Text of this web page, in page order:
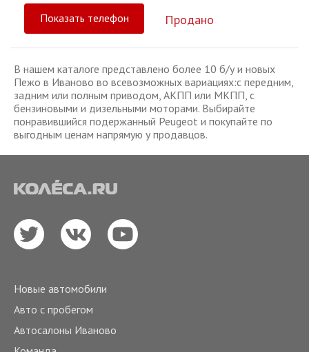
Показать телефон Продано
В нашем каталоге представлено более 10 б/у и новых
Пежо в Иваново во всевозможных вариациях:с передним,
задним или полным приводом, АКПП или МКПП, с
бензиновыми и дизельными моторами. Выбирайте
понравившийся подержанный Peugeot и покупайте по
выгодным ценам напрямую у продавцов.
Новые автомобили
Авто с пробегом
Автосалоны Иваново